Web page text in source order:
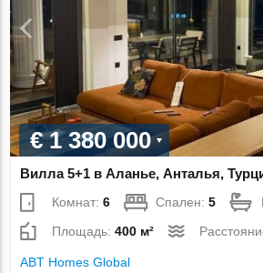
€ 1 380 000
Вилла 5+1 в Аланье, Анталья,
Комнат:6 Спален:5
Площадь:400 м²
ABT Homes Global